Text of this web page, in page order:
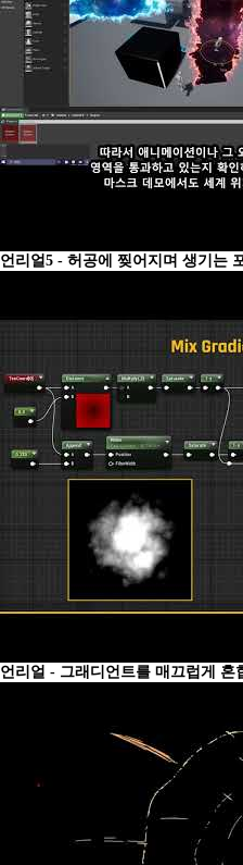
언리얼5 - 허공에 찢어지며 생기는
언리얼 - 그래디언트를 매끄럽게